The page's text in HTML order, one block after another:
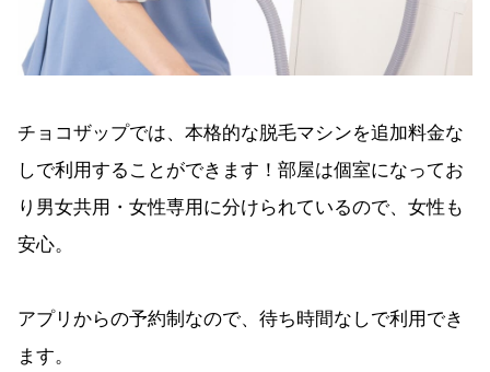
チョコザップでは、本格的な脱毛マシンを追加料金な
しで利用することができます！部屋は個室になってお
り男女共用・女性専用に分けられているので、女性も
安心。
アプリからの予約制なので、待ち時間なしで利用でき
ます。